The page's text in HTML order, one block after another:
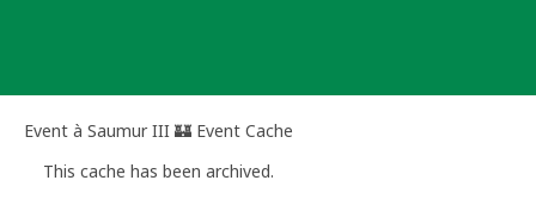
Event à Saumur III 🏰 Event Cache
This cache has been archived.